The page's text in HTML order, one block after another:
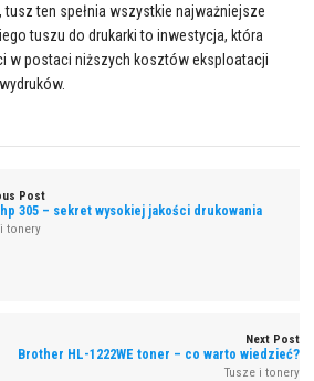
ten spełnia wszystkie najważniejsze
tuszu do drukarki to inwestycja, która
w postaci niższych kosztów eksploatacji
Post
305 – sekret wysokiej jakości drukowania
tonery
Next Post
Brother HL-1222WE toner – co warto wiedzieć?
Tusze i tonery